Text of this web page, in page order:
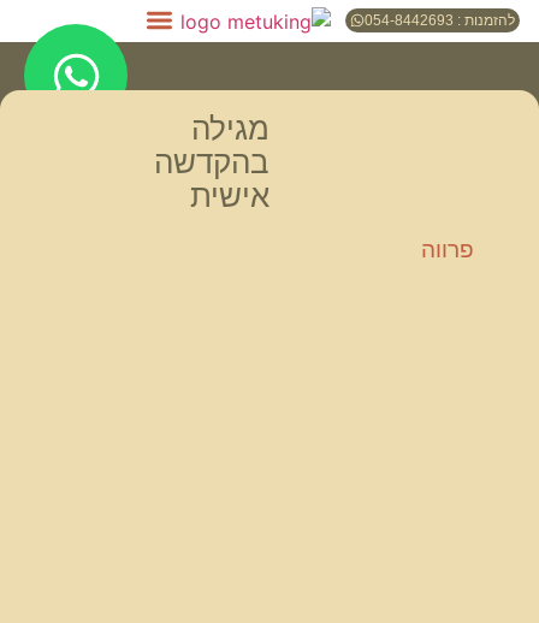
להזמנות : 054-8442693
פרווה
מגילה
בהקדשה
אישית